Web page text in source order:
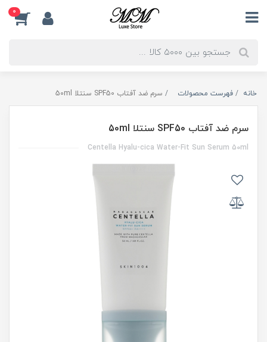
0
خانه فهرست محصولات سرم ضد آفتاب SPF50 سنتلا 50ml
سرم ضد آفتاب SPF50 سنتلا 50ml
Centella Hyalu-cica Water-Fit Sun Serum 50ml